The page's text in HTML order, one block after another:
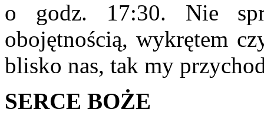
o godz. 17:30. Nie
obojętnością, wykrętem
blisko nas, tak my
SERCE BOŻE